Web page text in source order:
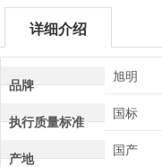
详细介绍
品牌 旭明
执行质量标准 国标
产地 国产